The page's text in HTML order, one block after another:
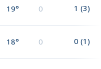
19° 0 1 (3)
18° 0 0 (1)